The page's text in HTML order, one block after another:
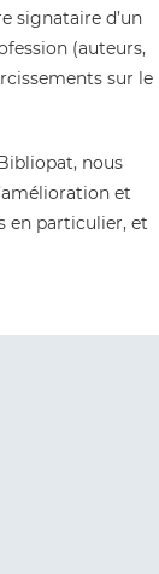
signataire d’un
(auteurs,
sur le
nous
et
en particulier, et